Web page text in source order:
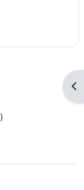
)